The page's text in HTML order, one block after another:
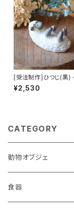
[受注制作]ひつじ(黒) ペーパー
ウェイト
¥2,530
CATEGORY
動物オブジェ
食器